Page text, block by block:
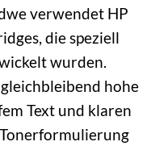
verwendet HP
die speziell
wurden.
hohe
Text und klaren